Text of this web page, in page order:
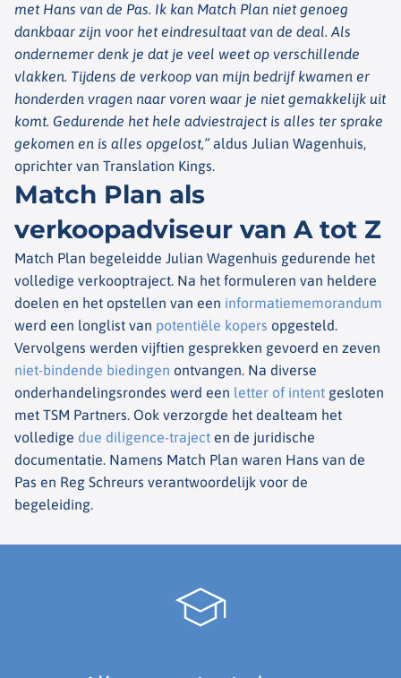
met Hans van de Pas. Ik kan Match Plan niet genoeg
dankbaar zijn voor het eindresultaat van de deal. Als
ondernemer denk je dat je veel weet op verschillende
vlakken. Tijdens de verkoop van mijn bedrijf kwamen er
honderden vragen naar voren waar je niet gemakkelijk uit
komt. Gedurende het hele adviestraject is alles ter sprake
gekomen en is alles opgelost,”aldus Julian Wagenhuis,
oprichter van Translation Kings.
Match Plan als
verkoopadviseur van A tot Z
Match Plan begeleidde Julian Wagenhuis gedurende het
volledige verkooptraject. Na het formuleren van heldere
doelen en het opstellen van een informatiememorandum
werd een longlist van potentiële kopers opgesteld.
Vervolgens werden vijftien gesprekken gevoerd en zeven
niet-bindende biedingen ontvangen. Na diverse
onderhandelingsrondes werd een letter of intent gesloten
met TSM Partners. Ook verzorgde het dealteam het
volledige due diligence-traject en de juridische
documentatie. Namens Match Plan waren Hans van de
Pas en Reg Schreurs verantwoordelijk voor de
begeleiding.